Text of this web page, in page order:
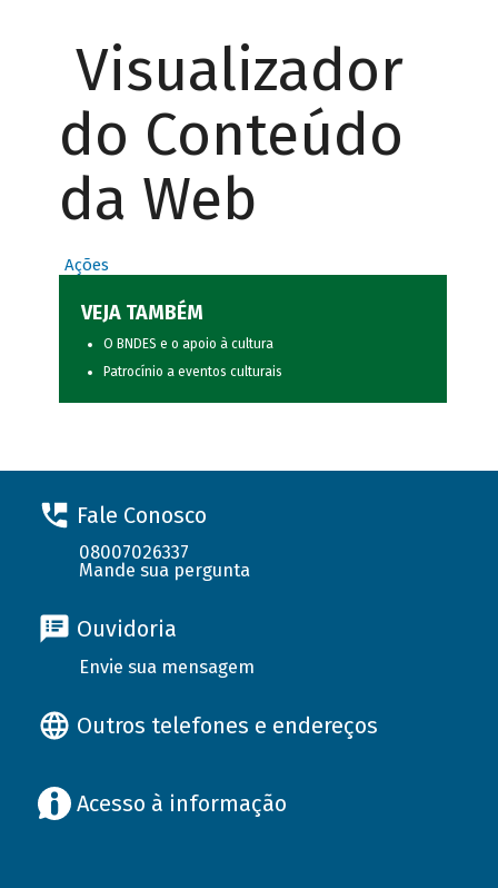
Visualizador
do Conteúdo
da Web
Ações
VEJA TAMBÉM
O BNDES e o apoio à cultura
Patrocínio a eventos culturais
Fale Conosco
08007026337
Mande sua pergunta
Ouvidoria
Envie sua mensagem
Outros telefones e endereços
Acesso à informação